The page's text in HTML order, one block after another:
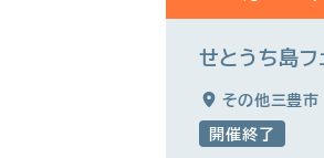
せとうち島
その他三豊市
開催終了